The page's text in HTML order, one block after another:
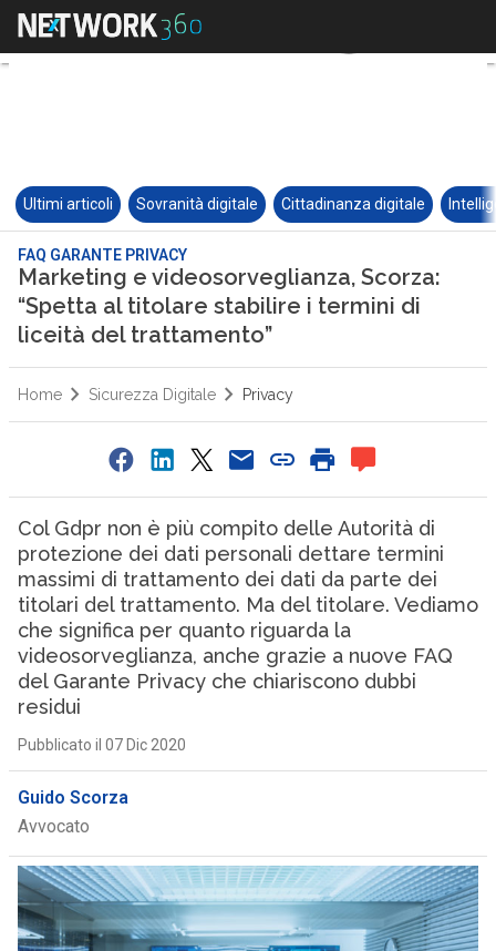
Ultimi articoli Sovranità digitale Cittadinanza digitale
FAQ GARANTE PRIVACY
Marketing e videosorveglianza, Scorza:
“Spetta al titolare stabilire i termini di
liceità del trattamento”
Home Sicurezza Digitale Privacy
Col Gdpr non è più compito delle Autorità di
protezione dei dati personali dettare termini
massimi di trattamento dei dati da parte dei
titolari del trattamento. Ma del titolare. Vediamo
che significa per quanto riguarda la
videosorveglianza, anche grazie a nuove FAQ
del Garante Privacy che chiariscono dubbi
residui
Pubblicato il 07 Dic 2020
Guido Scorza
Avvocato